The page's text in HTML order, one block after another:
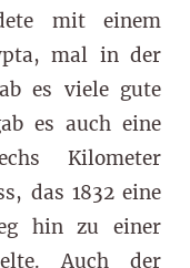
mit einem
mal in der
es viele gute
es auch eine
Kilometer
das 1832 eine
hin zu einer
Auch der